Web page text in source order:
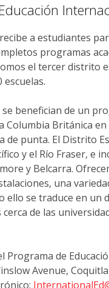
a estudiantes
programas
el tercer distrito
escuelas.
benefician de un
Británica
de punta. El Distrito
y el Río Fraser, e
y Belcarra.
una
ello se traduce en
de las
Programa de
Avenue,